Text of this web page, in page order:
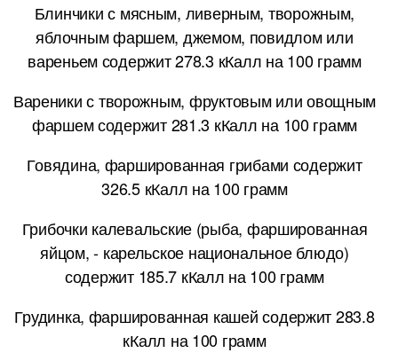
Блинчики с мясным, ливерным, творожным,
яблочным фаршем, джемом, повидлом или
вареньем содержит 278.3 кКалл на 100 грамм
Вареники с творожным, фруктовым или овощным
фаршем содержит 281.3 кКалл на 100 грамм
Говядина, фаршированная грибами содержит
326.5 кКалл на 100 грамм
Грибочки калевальские (рыба, фаршированная
яйцом, - карельское национальное блюдо)
содержит 185.7 кКалл на 100 грамм
Грудинка, фаршированная кашей содержит 283.8
кКалл на 100 грамм